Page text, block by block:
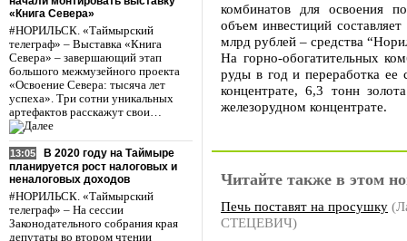
«Книга Севера»
#НОРИЛЬСК. «Таймырский
телеграф» – Выставка «Книга
Севера» – завершающий этап
большого межмузейного проекта
«Освоение Севера: тысяча лет
успеха». Три сотни уникальных
артефактов расскажут свои…
13:05
В 2020 году на Таймыре
планируется рост налоговых и
неналоговых доходов
#НОРИЛЬСК. «Таймырский
телеграф» – На сессии
Законодательного собрания края
депутаты во втором чтении
комбинатов для освоения
объем инвестиций
млрд рублей – средства
На горно-обогатительных
руды в год и переработка
концентрате, 6,3 тонн
железорудном концентрате.
Читайте также в этом
Печь поставят на просушку
СТЕЦЕВИЧ)